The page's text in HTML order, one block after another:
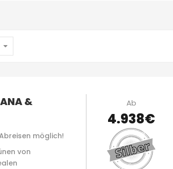
&
möglich!
von
Ab
4.938€